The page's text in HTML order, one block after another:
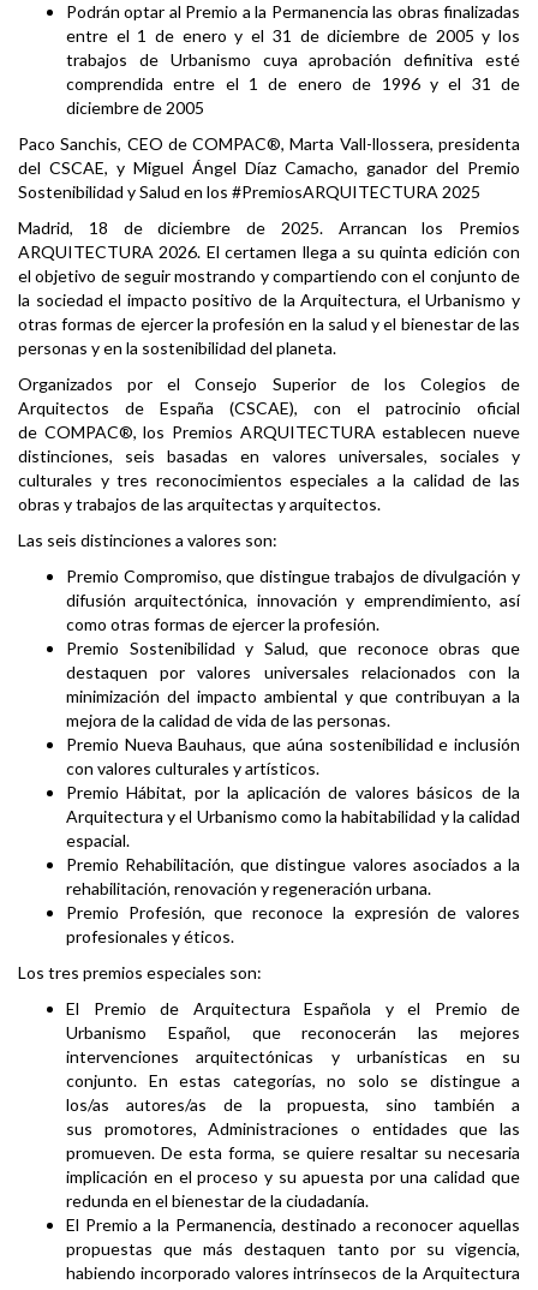
Podrán optar al Premio a la Permanencia las obras finalizadas
entre el 1 de enero y el 31 de diciembre de 2005 y los
trabajos de Urbanismo cuya aprobación definitiva esté
comprendida entre el 1 de enero de 1996 y el 31 de
diciembre de 2005
Paco Sanchis, CEO de COMPAC®, Marta Vall-llossera, presidenta
del CSCAE, y Miguel Ángel Díaz Camacho, ganador del Premio
Sostenibilidad y Salud en los #PremiosARQUITECTURA 2025
Madrid, 18 de diciembre de 2025. Arrancan los Premios
ARQUITECTURA 2026. El certamen llega a su quinta edición con
el objetivo de seguir mostrando y compartiendo con el conjunto de
la sociedad el impacto positivo de la Arquitectura, el Urbanismo y
otras formas de ejercer la profesión en la salud y el bienestar de las
personas y en la sostenibilidad del planeta.
Organizados por el Consejo Superior de los Colegios de
Arquitectos de España (CSCAE), con el patrocinio oficial
de COMPAC®, los Premios ARQUITECTURA establecen nueve
distinciones, seis basadas en valores universales, sociales y
culturales y tres reconocimientos especiales a la calidad de las
obras y trabajos de las arquitectas y arquitectos.
Las seis distinciones a valores son:
Premio Compromiso, que distingue trabajos de divulgación y
difusión arquitectónica, innovación y emprendimiento, así
como otras formas de ejercer la profesión.
Premio Sostenibilidad y Salud, que reconoce obras que
destaquen por valores universales relacionados con la
minimización del impacto ambiental y que contribuyan a la
mejora de la calidad de vida de las personas.
Premio Nueva Bauhaus, que aúna sostenibilidad e inclusión
con valores culturales y artísticos.
Premio Hábitat, por la aplicación de valores básicos de la
Arquitectura y el Urbanismo como la habitabilidad y la calidad
espacial.
Premio Rehabilitación, que distingue valores asociados a la
rehabilitación, renovación y regeneración urbana.
Premio Profesión, que reconoce la expresión de valores
profesionales y éticos.
Los tres premios especiales son:
El Premio de Arquitectura Española y el Premio de
Urbanismo Español, que reconocerán las mejores
intervenciones arquitectónicas y urbanísticas en su
conjunto. En estas categorías, no solo se distingue a
los/as autores/as de la propuesta, sino también a
sus promotores, Administraciones o entidades que las
promueven. De esta forma, se quiere resaltar su necesaria
implicación en el proceso y su apuesta por una calidad que
redunda en el bienestar de la ciudadanía.
El Premio a la Permanencia, destinado a reconocer aquellas
propuestas que más destaquen tanto por su vigencia,
habiendo incorporado valores intrínsecos de la Arquitectura